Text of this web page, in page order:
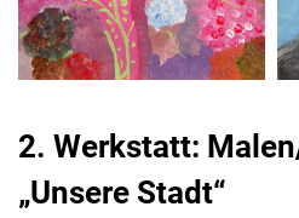
2. Werkstatt:
„Unsere Stadt“